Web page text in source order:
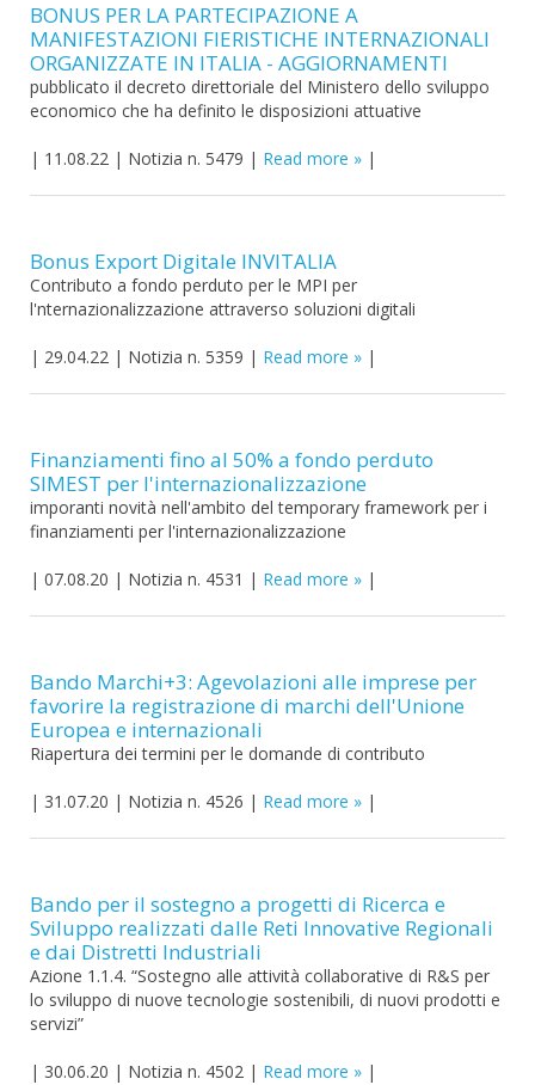
BONUS PER LA PARTECIPAZIONE A
MANIFESTAZIONI FIERISTICHE INTERNAZIONALI
ORGANIZZATE IN ITALIA - AGGIORNAMENTI
pubblicato il decreto direttoriale del Ministero dello sviluppo
economico che ha definito le disposizioni attuative
| 11.08.22 | Notizia n. 5479 | Read more |
Bonus Export Digitale INVITALIA
Contributo a fondo perduto per le MPI per
l'nternazionalizzazione attraverso soluzioni digitali
| 29.04.22 | Notizia n. 5359 | Read more |
Finanziamenti fino al 50% a fondo perduto
SIMEST per l'internazionalizzazione
imporanti novità nell'ambito del temporary framework per i
finanziamenti per l'internazionalizzazione
| 07.08.20 | Notizia n. 4531 | Read more |
Bando Marchi+3: Agevolazioni alle imprese per
favorire la registrazione di marchi dell'Unione
Europea e internazionali
Riapertura dei termini per le domande di contributo
| 31.07.20 | Notizia n. 4526 | Read more |
Bando per il sostegno a progetti di Ricerca e
Sviluppo realizzati dalle Reti Innovative Regionali
e dai Distretti Industriali
Azione 1.1.4. “Sostegno alle attività collaborative di R&S per
lo sviluppo di nuove tecnologie sostenibili, di nuovi prodotti e
servizi”
| 30.06.20 | Notizia n. 4502 | Read more |